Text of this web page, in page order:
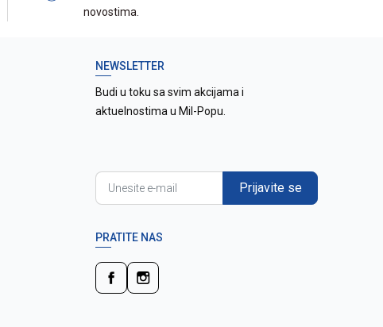
novostima.
NEWSLETTER
Budi u toku sa svim akcijama i
aktuelnostima u Mil-Popu.
Prijavite se
PRATITE NAS